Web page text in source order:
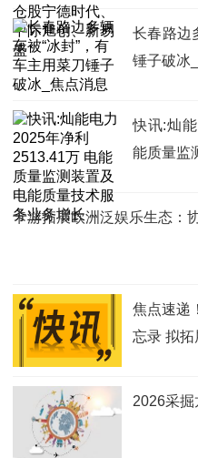
长春路边
锤子破冰
快讯:灿
能质量监
卡游拓展欧洲泛娱乐生态：
焦点速递
忘录 拟拓
2026采掘